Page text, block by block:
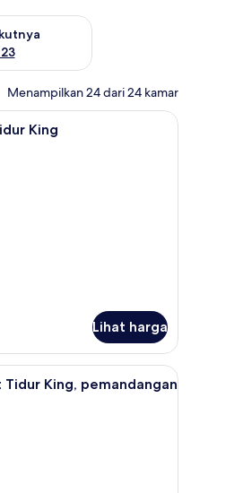
akhir pekan berikutnya Agu 21 -
Menampilkan 24 dari 24 kamar
Kamar Deluks, 1 Tempat Tidur King |
King
Lihat harga
kerja, dan ruang kerja ramah laptop
Selimut bulu angsa, brankas, meja kerja,
Tidur King, pemandangan